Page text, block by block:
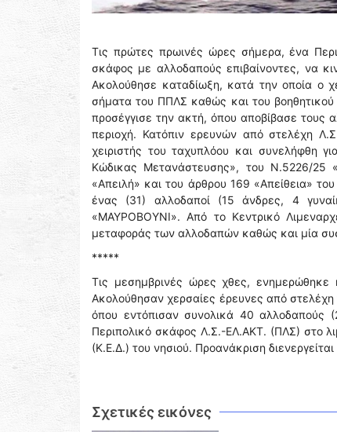
Τις πρώτες πρωινές ώρες σήμερα, ένα
σκάφος με αλλοδαπούς επιβαίνοντες, να
Ακολούθησε καταδίωξη, κατά την οποία ο
σήματα του ΠΠΛΣ καθώς και του βοηθητικού
προσέγγισε την ακτή, όπου αποβίβασε τους
περιοχή. Κατόπιν ερευνών από στελέχη
χειριστής του ταχυπλόου και
Κώδικας Μετανάστευσης», του Ν.5226/
«Απειλή» και του άρθρου 169 «Απείθεια»
ένας (31) αλλοδαποί (15 άνδρες, 4
«ΜΑΥΡΟΒΟΥΝΙ». Από το Κεντρικό
μεταφοράς των αλλοδαπών καθώς και μία
*****
Τις μεσημβρινές ώρες χθες,
Ακολούθησαν χερσαίες έρευνες από
όπου εντόπισαν συνολικά 40 αλλοδαπούς
Περιπολικό σκάφος Λ.Σ.-ΕΛ.ΑΚΤ. (ΠΛΣ) στο
(Κ.Ε.Δ.) του νησιού. Προανάκριση
Σχετικές εικόνες